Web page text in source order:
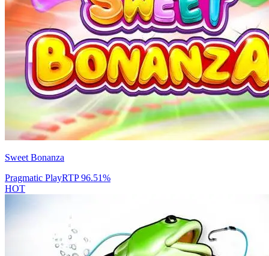
Sweet Bonanza
Pragmatic PlayRTP96.51%
HOT